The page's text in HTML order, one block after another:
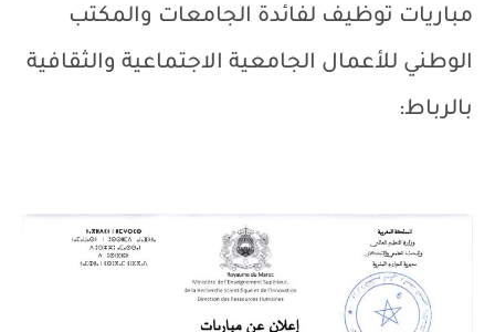
مباريات توظيف لفائدة الجامعات والمكتب
الوطني للأعمال الجامعية الاجتماعية والثقافية
بالرباط: